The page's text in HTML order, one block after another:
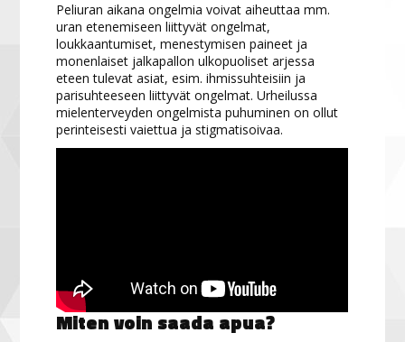
Peliuran aikana ongelmia voivat aiheuttaa mm.
uran etenemiseen liittyvät ongelmat,
loukkaantumiset, menestymisen paineet ja
monenlaiset jalkapallon ulkopuoliset arjessa
eteen tulevat asiat, esim. ihmissuhteisiin ja
parisuhteeseen liittyvät ongelmat. Urheilussa
mielenterveyden ongelmista puhuminen on ollut
perinteisesti vaiettua ja stigmatisoivaa.
Miten voin saada apua?